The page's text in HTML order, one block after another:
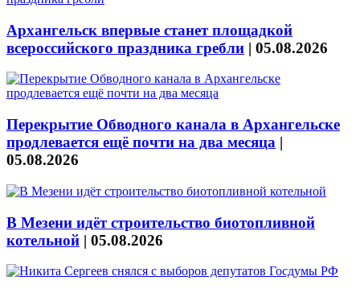
Архангельск впервые станет площадкой
всероссийского праздника гребли | 05.08.2026
Перекрытие Обводного канала в Архангельске
продлевается ещё почти на два месяца |
05.08.2026
В Мезени идёт строительство биотопливной
котельной | 05.08.2026